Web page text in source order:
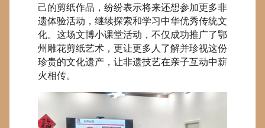
己的剪纸作品，纷纷表示将来还想参加更多非
遗体验活动，继续探索和学习中华优秀传统文
化。这场文博小课堂活动，不仅成功推广了鄂
州雕花剪纸艺术，更让更多人了解并珍视这份
珍贵的文化遗产，让非遗技艺在亲子互动中薪
火相传。